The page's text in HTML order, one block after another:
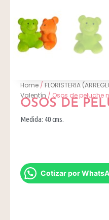
Home / FLORISTERIA
Valentín / Osos de peluche
OSOS DE
Medida: 40 cms.
Cotizar por